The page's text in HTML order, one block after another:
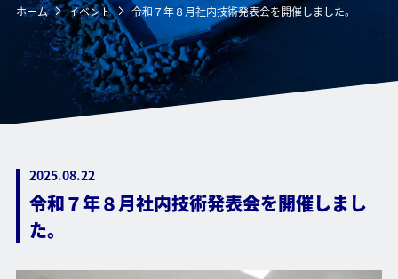
ホーム イベント 令和７年８月社内技術発表会を開催しました。
2025.08.22
令和７年８月社内技術発表会を開催しまし
た。